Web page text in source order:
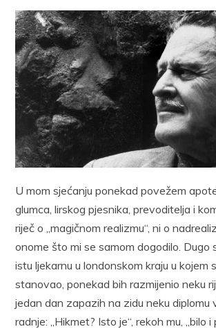
U mom sjećanju ponekad povežem
glumca, lirskog pjesnika, prevoditelja i
riječ o „magičnom realizmu“, ni o
onome što mi se samom dogodilo. Dugo
istu ljekarnu u londonskom kraju u kojem
stanovao, ponekad bih razmijenio neku
jedan dan zapazih na zidu neku diplomu
radnje: „Hikmet? Isto je“, rekoh mu, „bilo